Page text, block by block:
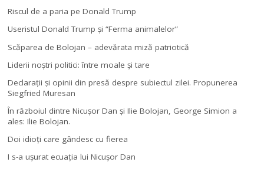
Riscul de a paria pe Donald Trump
Useristul Donald Trump şi “Ferma animalelor”
Scăparea de Bolojan – adevărata miză patriotică
Liderii noştri politici: între moale şi tare
Declaraţii şi opinii din presă despre subiectul zilei. Propunerea
Siegfried Muresan
În războiul dintre Nicuşor Dan şi Ilie Bolojan, George Simion a
ales: Ilie Bolojan.
Doi idioţi care gândesc cu fierea
I s-a uşurat ecuaţia lui Nicuşor Dan